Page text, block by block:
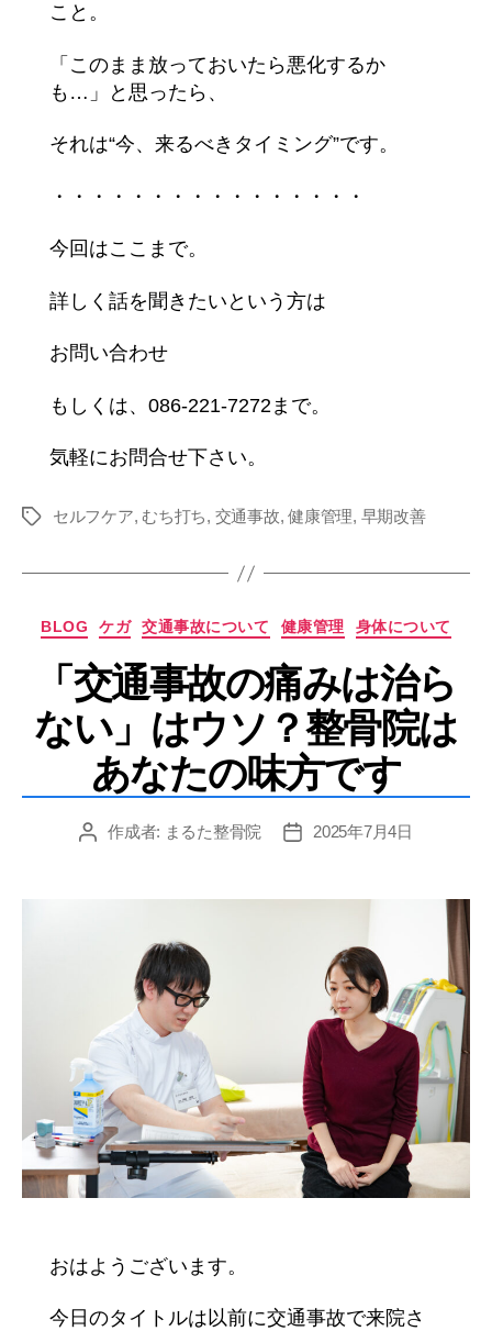
こと。
「このまま放っておいたら悪化するか
も…」と思ったら、
それは“今、来るべきタイミング”です。
・・・・・・・・・・・・・・・・
今回はここまで。
詳しく話を聞きたいという方は
お問い合わせ
もしくは、086-221-7272まで。
気軽にお問合せ下さい。
タ
セルフケア, むち打ち, 交通事故,健康管理, 早期改善
カ
ゴ
リ
ー
BLOG ケガ 交通事故について 健康管理 身体について
「交通事故の痛みは治ら
ない」はウソ？整骨院は
あなたの味方です
投 作成者: まるた整骨院
投
2025年7月4日
おはようございます。
今日のタイトルは以前に交通事故で来院さ